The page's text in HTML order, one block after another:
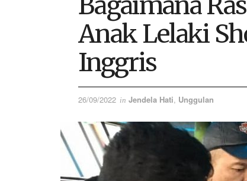
Anak Lelaki
Inggris
26/09/2022 in Jendela Hati, Unggulan